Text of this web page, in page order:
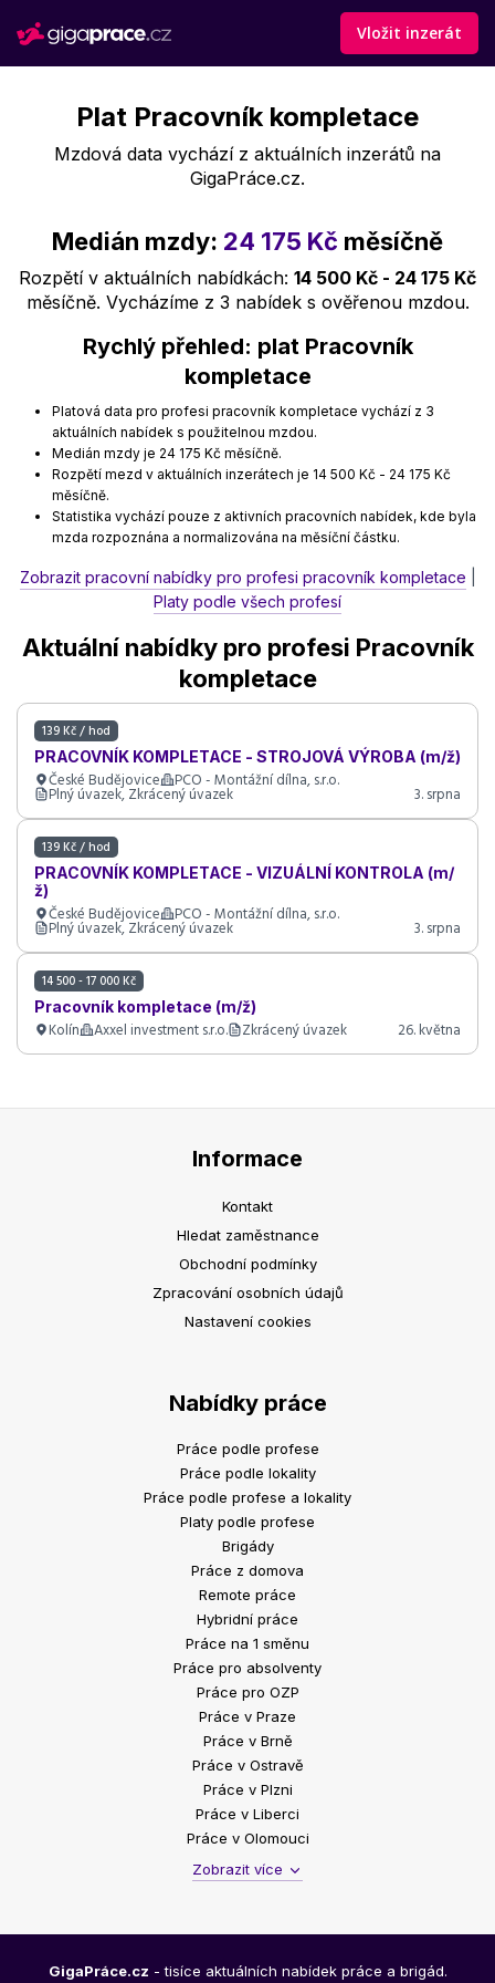
Vložit inzerát
Plat Pracovník kompletace
Mzdová data vychází z aktuálních inzerátů na
GigaPráce.cz.
Medián mzdy: 24 175 Kč měsíčně
Rozpětí v aktuálních nabídkách: 14 500 Kč - 24 175 Kč
měsíčně. Vycházíme z 3 nabídek s ověřenou mzdou.
Rychlý přehled: plat Pracovník
kompletace
Platová data pro profesi pracovník kompletace vychází z 3
aktuálních nabídek s použitelnou mzdou.
Medián mzdy je 24 175 Kč měsíčně.
Rozpětí mezd v aktuálních inzerátech je 14 500 Kč - 24 175 Kč
měsíčně.
Statistika vychází pouze z aktivních pracovních nabídek, kde byla
mzda rozpoznána a normalizována na měsíční částku.
Zobrazit pracovní nabídky pro profesi pracovník kompletace
Platy podle všech profesí
Aktuální nabídky pro profesi Pracovník
kompletace
139 Kč / hod
PRACOVNÍK KOMPLETACE - STROJOVÁ VÝROBA (m/ž)
České Budějovice PCO - Montážní dílna, s.r.o.
Plný úvazek, Zkrácený úvazek 3. srpna
139 Kč / hod
PRACOVNÍK KOMPLETACE - VIZUÁLNÍ KONTROLA (m/
ž)
České Budějovice PCO - Montážní dílna, s.r.o.
Plný úvazek, Zkrácený úvazek 3. srpna
14 500 - 17 000 Kč
Pracovník kompletace (m/ž)
Kolín Axxel investment s.r.o. Zkrácený úvazek 26. května
Informace
Kontakt
Hledat zaměstnance
Obchodní podmínky
Zpracování osobních údajů
Nastavení cookies
Nabídky práce
Práce podle profese
Práce podle lokality
Práce podle profese a lokality
Platy podle profese
Brigády
Práce z domova
Remote práce
Hybridní práce
Práce na 1 směnu
Práce pro absolventy
Práce pro OZP
Práce v Praze
Práce v Brně
Práce v Ostravě
Práce v Plzni
Práce v Liberci
Práce v Olomouci
Zobrazit více
GigaPráce.cz - tisíce aktuálních nabídek práce a brigád.